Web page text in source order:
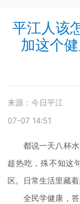
平江人该
加这个
来源：今日平江
07-07 14:51
都说一天八杯水
趁热吃，殊不知这
区。日常生活里藏
全民学健康，答